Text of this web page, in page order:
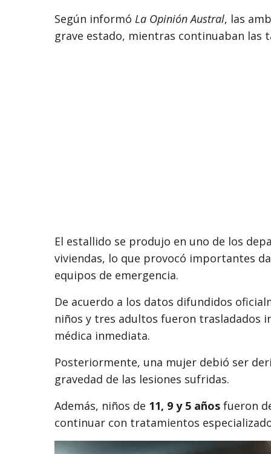
Según informó La Opinión Austral, las
grave estado, mientras continuaban las
El estallido se produjo en uno de los
viviendas, lo que provocó importantes
equipos de emergencia.
De acuerdo a los datos difundidos
niños y tres adultos fueron trasladados
médica inmediata.
Posteriormente, una mujer debió ser
gravedad de las lesiones sufridas.
Además, niños de 11, 9 y 5 añosfueron
continuar con tratamientos